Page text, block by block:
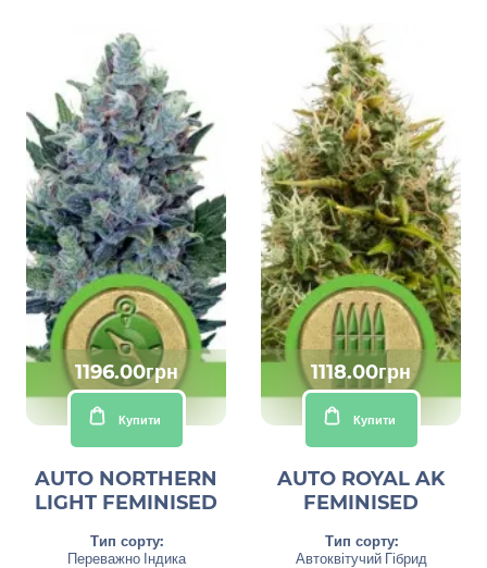
1196.00грн
Купити
AUTO NORTHERN
LIGHT FEMINISED
Тип сорту:
Переважно Індика
1118.00грн
Купити
AUTO ROYAL AK
FEMINISED
Тип сорту:
Автоквітучий Гібрид